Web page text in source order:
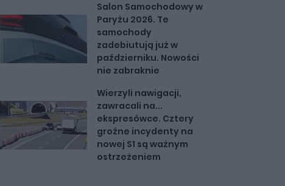
Salon Samochodowy w
Paryżu 2026. Te
samochody
zadebiutują już w
październiku. Nowości
nie zabraknie
Wierzyli nawigacji,
zawracali na...
ekspresówce. Cztery
groźne incydenty na
nowej S1 są ważnym
ostrzeżeniem